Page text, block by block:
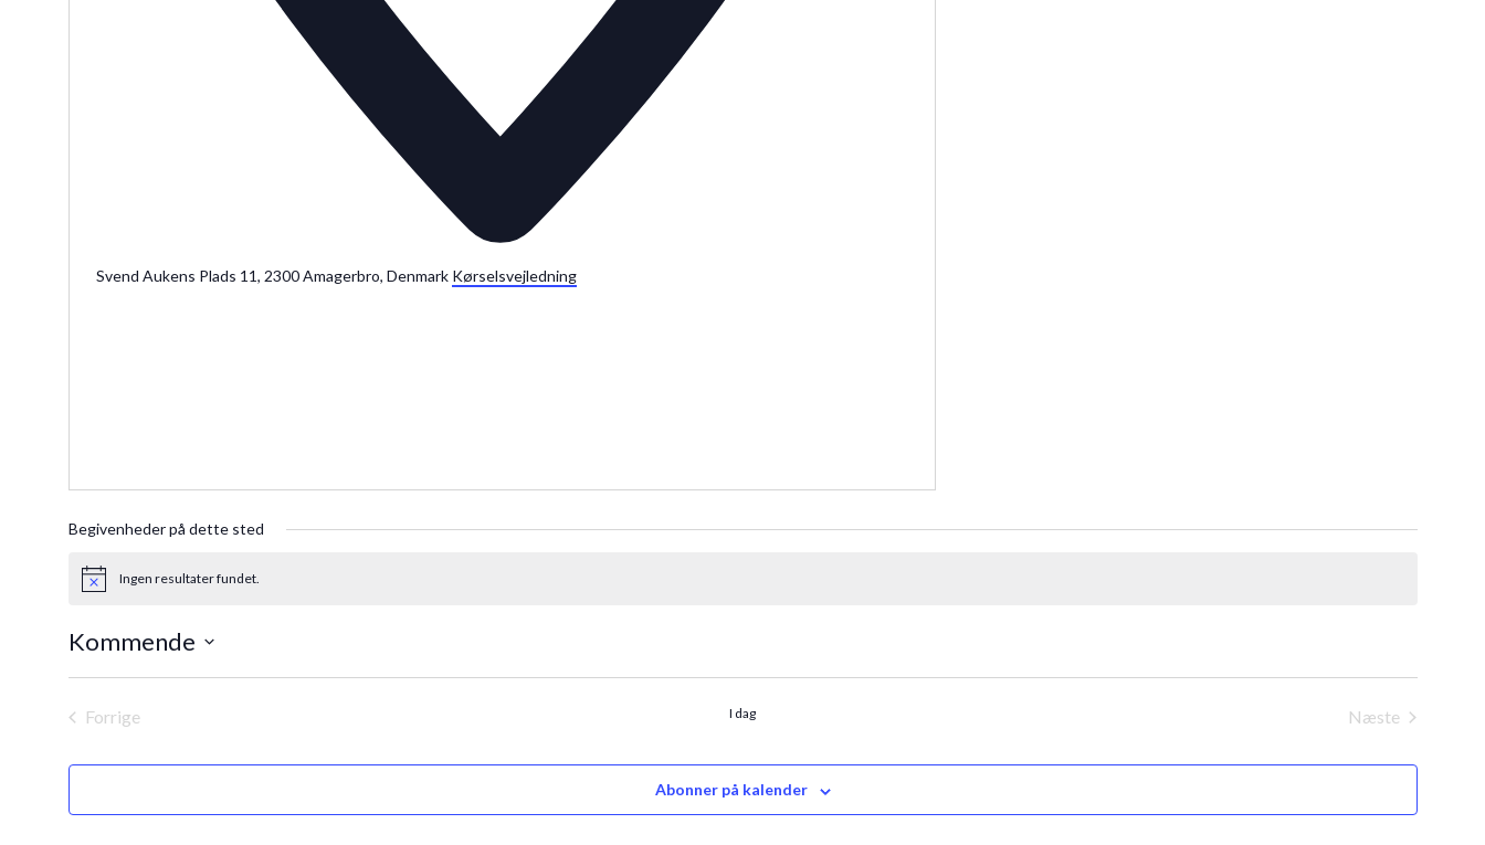
Svend Aukens Plads 11, 2300 Amagerbro, Denmark Kørselsvejledning
Begivenheder på dette sted
NoticeIngen resultater fundet.
Kommende
Vælg
Forrige
I dag
Næste
Abonner på kalender